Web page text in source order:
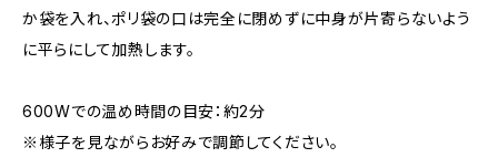
か袋を入れ、ポリ袋の口は完全に閉めずに中身が片寄らないよう
に平らにして加熱します。
600Wでの温め時間の目安：約2分
※様子を見ながらお好みで調節してください。